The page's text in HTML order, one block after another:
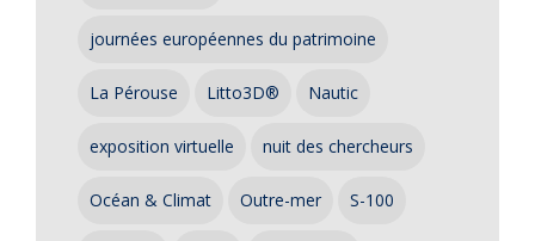
journées européennes du patrimoine
La Pérouse Litto3D® Nautic
exposition virtuelle nuit des chercheurs
Océan & Climat Outre-mer S-100